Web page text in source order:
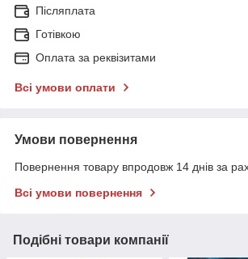
Післяплата
Готівкою
Оплата за реквізитами
Всі умови оплати
Умови повернення
Повернення товару впродовж 14 днів за
Всі умови повернення
Подібні товари компанії